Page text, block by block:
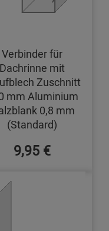
Verbinder für
Dachrinne mit
Zuschnitt
mm Aluminium
0,8 mm
(Standard)
9,95 €